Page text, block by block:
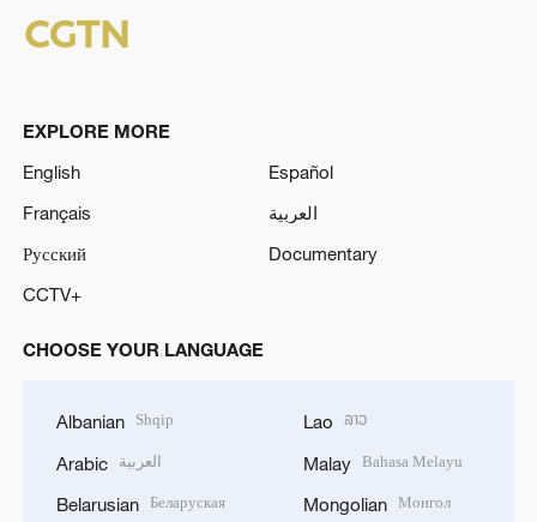
EXPLORE MORE
English
Español
Français
العربية
Русский
Documentary
CCTV+
CHOOSE YOUR LANGUAGE
Albanian Shqip
Arabic العربية
Belarusian Беларуская
Lao ລາວ
Malay Bahasa Melayu
Mongolian Монгол